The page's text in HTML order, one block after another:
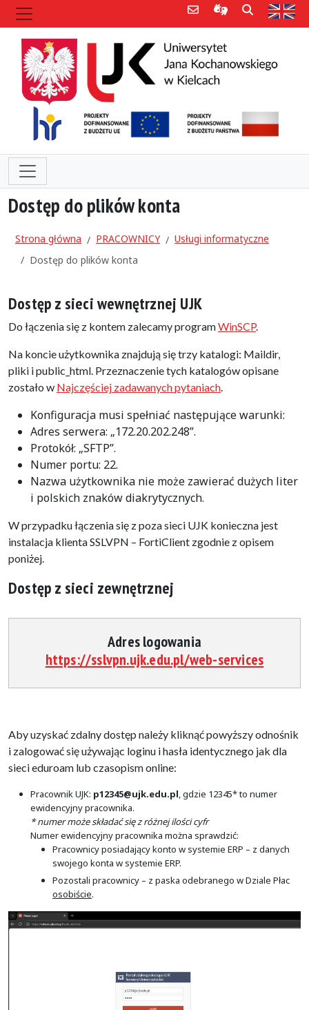
Poczta e-mailInformacje dla
Szukaj
Dostęp do plików konta
Strona główna PRACOWNICY
Usługi informatyczne
Dostęp do plików konta
Dostęp z sieci wewnętrznej UJK
Do łączenia się z kontem zalecamy programWinSCP.
Na koncie użytkownika znajdują się trzy katalogi: Maildir,
pliki i public_html. Przeznaczenie tych katalogów opisane
zostało w Najczęściej zadawanych pytaniach.
Konfiguracja musi spełniać następujące warunki:
Adres serwera: „172.20.202.248”.
Protokół: „SFTP”.
Numer portu: 22.
Nazwa użytkownika nie może zawierać dużych liter
i polskich znaków diakrytycznych.
W przypadku łączenia się z poza sieci UJK konieczna jest
instalacja klienta SSLVPN – FortiClient zgodnie z opisem
poniżej.
Dostęp z sieci zewnętrznej
Adres logowania
https://sslvpn.ujk.edu.pl/web-services
Aby uzyskać zdalny dostęp należy kliknąć powyższy odnośnik
i zalogować się używając loginu i hasła identycznego jak dla
sieci eduroam lub czasopism online:
Pracownik UJK: p12345@ujk.edu.pl, gdzie 12345* to numer
ewidencyjny pracownika.
* numer może składać się z różnej ilości cyfr
Numer ewidencyjny pracownika można sprawdzić:
Pracownicy posiadający konto w systemie ERP – z danych
swojego konta w systemie ERP.
Pozostali pracownicy – z paska odebranego w Dziale Płac
osobiście.